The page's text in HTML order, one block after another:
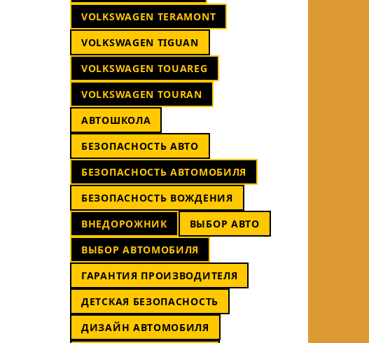
VOLKSWAGEN TERAMONT
VOLKSWAGEN TIGUAN
VOLKSWAGEN TOUAREG
VOLKSWAGEN TOURAN
АВТОШКОЛА
БЕЗОПАСНОСТЬ АВТО
БЕЗОПАСНОСТЬ АВТОМОБИЛЯ
БЕЗОПАСНОСТЬ ВОЖДЕНИЯ
ВНЕДОРОЖНИК
ВЫБОР АВТО
ВЫБОР АВТОМОБИЛЯ
ГАРАНТИЯ ПРОИЗВОДИТЕЛЯ
ДЕТСКАЯ БЕЗОПАСНОСТЬ
ДИЗАЙН АВТОМОБИЛЯ